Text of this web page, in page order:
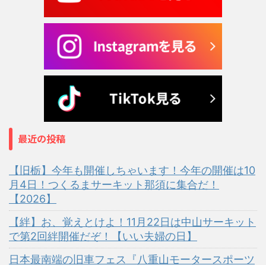
最近の投稿
【旧栃】今年も開催しちゃいます！今年の開催は10
月4日！つくるまサーキット那須に集合だ！
【2026】
【絆】お、覚えとけよ！11月22日は中山サーキット
で第2回絆開催だぞ！【いい夫婦の日】
日本最南端の旧車フェス『八重山モータースポーツ